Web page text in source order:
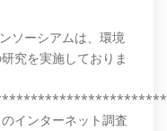
ソーシアムは、環境
究を実施しておりま
インターネット調査